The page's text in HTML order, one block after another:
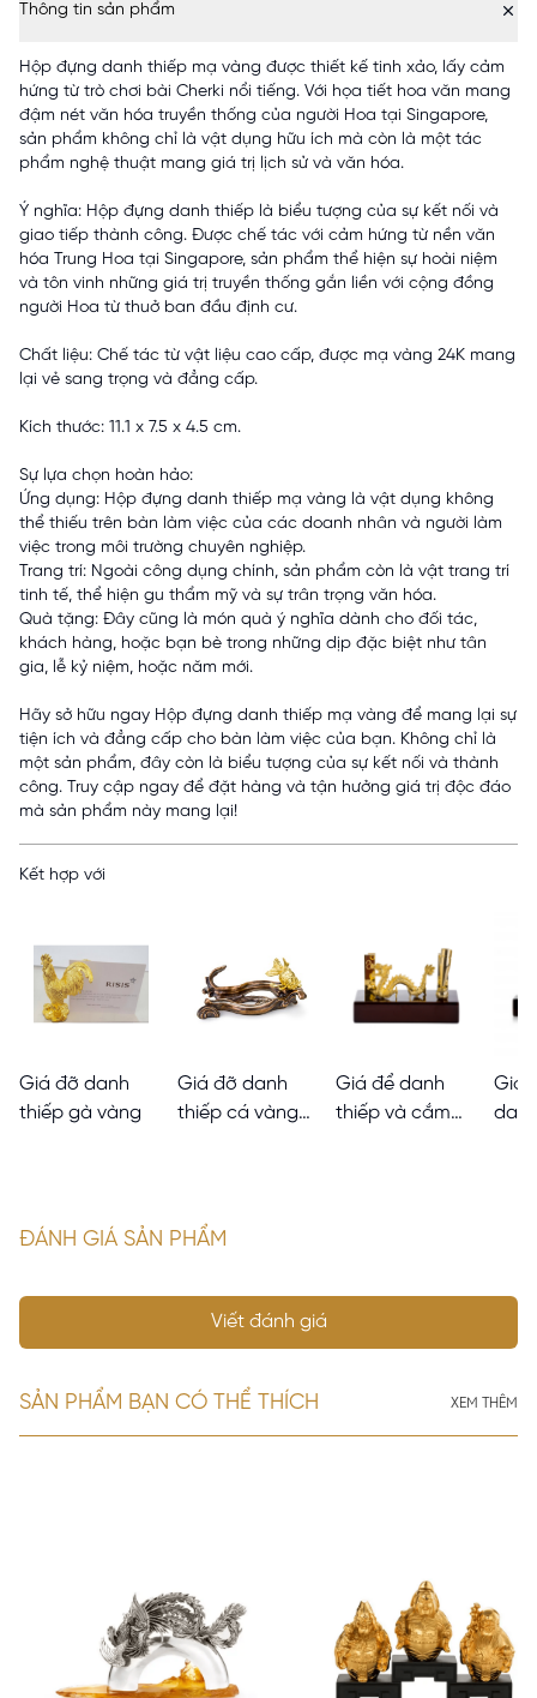
Thông tin sản phẩm
Hộp đựng danh thiếp mạ vàng được thiết kế tinh xảo, lấy cảm
hứng từ trò chơi bài Cherki nổi tiếng. Với họa tiết hoa văn mang
đậm nét văn hóa truyền thống của người Hoa tại Singapore,
sản phẩm không chỉ là vật dụng hữu ích mà còn là một tác
phẩm nghệ thuật mang giá trị lịch sử và văn hóa.
Ý nghĩa: Hộp đựng danh thiếp là biểu tượng của sự kết nối và
giao tiếp thành công. Được chế tác với cảm hứng từ nền văn
hóa Trung Hoa tại Singapore, sản phẩm thể hiện sự hoài niệm
và tôn vinh những giá trị truyền thống gắn liền với cộng đồng
người Hoa từ thuở ban đầu định cư.
Chất liệu: Chế tác từ vật liệu cao cấp, được mạ vàng 24K mang
lại vẻ sang trọng và đẳng cấp.
Kích thước: 11.1 x 7.5 x 4.5 cm.
Sự lựa chọn hoàn hảo:
Ứng dụng: Hộp đựng danh thiếp mạ vàng là vật dụng không
thể thiếu trên bàn làm việc của các doanh nhân và người làm
việc trong môi trường chuyên nghiệp.
Trang trí: Ngoài công dụng chính, sản phẩm còn là vật trang trí
tinh tế, thể hiện gu thẩm mỹ và sự trân trọng văn hóa.
Quà tặng: Đây cũng là món quà ý nghĩa dành cho đối tác,
khách hàng, hoặc bạn bè trong những dịp đặc biệt như tân
gia, lễ kỷ niệm, hoặc năm mới.
Hãy sở hữu ngay Hộp đựng danh thiếp mạ vàng để mang lại sự
tiện ích và đẳng cấp cho bàn làm việc của bạn. Không chỉ là
một sản phẩm, đây còn là biểu tượng của sự kết nối và thành
công. Truy cập ngay để đặt hàng và tận hưởng giá trị độc đáo
mà sản phẩm này mang lại!
Kết hợp với
Giá đỡ danh
thiếp gà vàng
Giá đỡ danh
thiếp cá vàng
Giá để danh
thiếp và cắm
Giá
ĐÁNH GIÁ SẢN PHẨM
Viết đánh giá
SẢN PHẨM BẠN CÓ THỂ THÍCH XEM THÊM